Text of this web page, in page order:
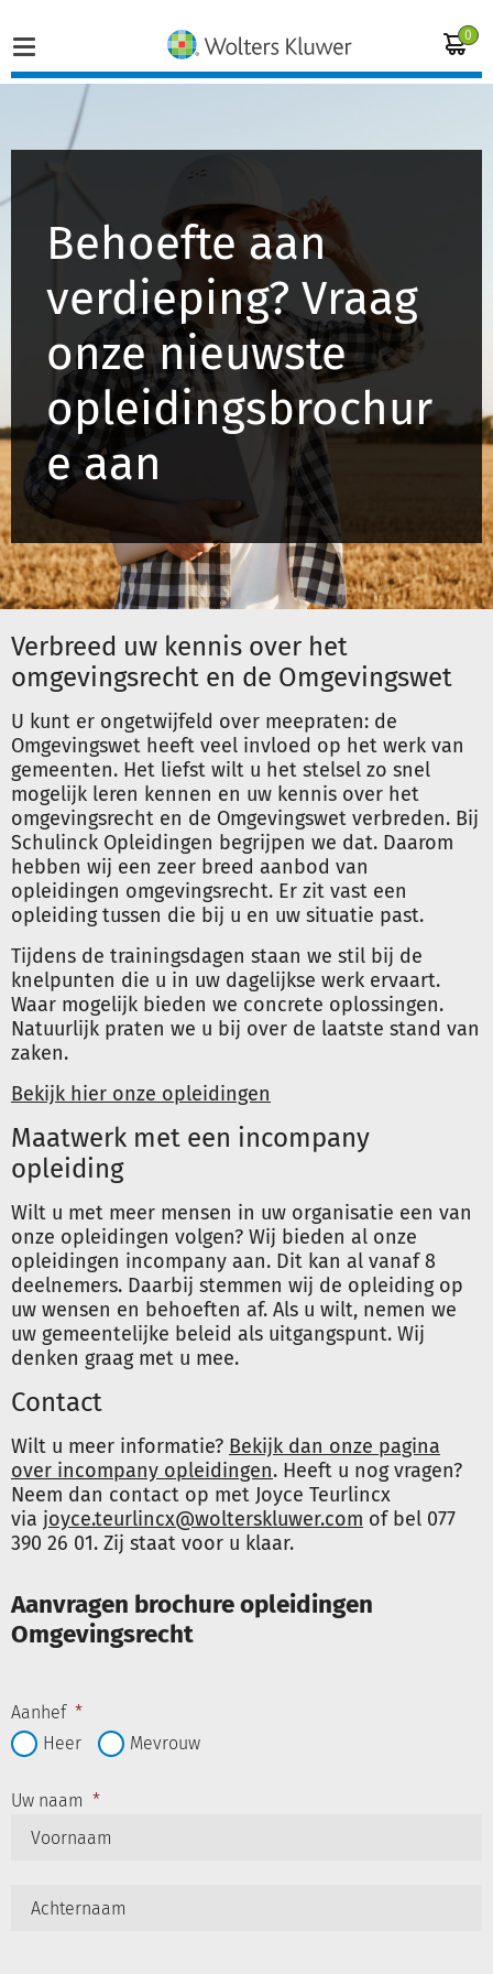
0
Home
Vakgebieden
Producten
Opleidingen
Juridisch advies
Inloggen op de kennisbank
Inloggen
Registreren
Behoefte aan
verdieping? Vraag
onze nieuwste
opleidingsbrochur
e aan
Verbreed uw kennis over het
omgevingsrecht en de Omgevingswet
U kunt er ongetwijfeld over meepraten: de
Omgevingswet heeft veel invloed op het werk van
gemeenten. Het liefst wilt u het stelsel zo snel
mogelijk leren kennen en uw kennis over het
omgevingsrecht en de Omgevingswet verbreden. Bij
Schulinck Opleidingen begrijpen we dat. Daarom
hebben wij een zeer breed aanbod van
opleidingen omgevingsrecht. Er zit vast een
opleiding tussen die bij u en uw situatie past.
Tijdens de trainingsdagen staan we stil bij de
knelpunten die u in uw dagelijkse werk ervaart.
Waar mogelijk bieden we concrete oplossingen.
Natuurlijk praten we u bij over de laatste stand van
zaken.
Bekijk hier onze opleidingen
Maatwerk met een incompany
opleiding
Wilt u met meer mensen in uw organisatie een van
onze opleidingen volgen? Wij bieden al onze
opleidingen incompany aan. Dit kan al vanaf 8
deelnemers. Daarbij stemmen wij de opleiding op
uw wensen en behoeften af. Als u wilt, nemen we
uw gemeentelijke beleid als uitgangspunt. Wij
denken graag met u mee.
Contact
Wilt u meer informatie? Bekijk dan onze pagina
over incompany opleidingen. Heeft u nog vragen?
Neem dan contact op met Joyce Teurlincx
via joyce.teurlincx@wolterskluwer.com of bel 077
390 26 01. Zij staat voor u klaar.
Aanvragen brochure opleidingen
Omgevingsrecht
Aanhef *
Heer
Mevrouw
Uw naam *